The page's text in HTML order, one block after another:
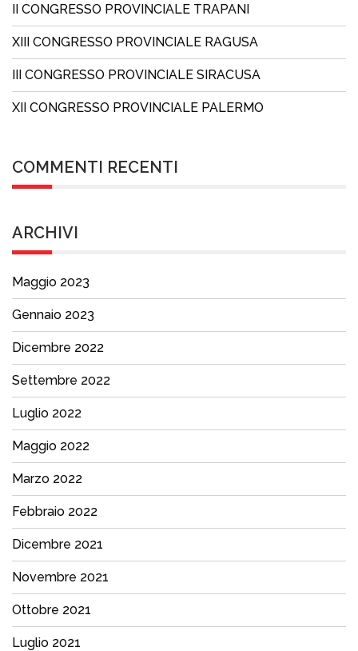
II CONGRESSO PROVINCIALE TRAPANI
XIII CONGRESSO PROVINCIALE RAGUSA
III CONGRESSO PROVINCIALE SIRACUSA
XII CONGRESSO PROVINCIALE PALERMO
COMMENTI RECENTI
ARCHIVI
Maggio 2023
Gennaio 2023
Dicembre 2022
Settembre 2022
Luglio 2022
Maggio 2022
Marzo 2022
Febbraio 2022
Dicembre 2021
Novembre 2021
Ottobre 2021
Luglio 2021